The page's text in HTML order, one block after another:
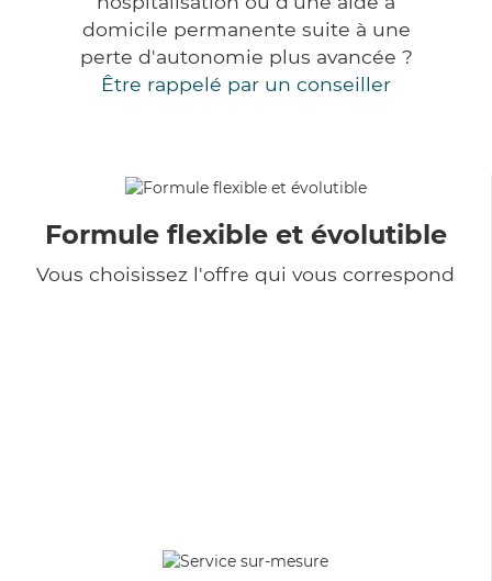
domicile permanente suite à une
perte d'autonomie plus avancée ?
Être rappelé par un conseiller
Formule flexible et évolutible
Vous choisissez l'offre qui vous correspond